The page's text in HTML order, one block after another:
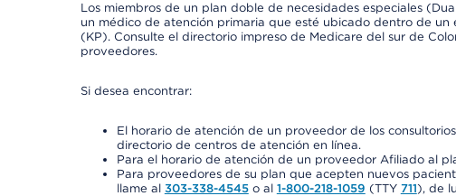
Los miembros de un plan doble de necesidades especiales
un médico de atención primaria que esté ubicado dentro de un
(KP). Consulte el directorio impreso de Medicare del sur de
proveedores.
Si desea encontrar:
El horario de atención de un proveedor de los
directorio de centros de atención en línea.
Para el horario de atención de un proveedor Afiliado al
Para proveedores de su plan que acepten nuevos
llame al 303-338-4545o al 1-800-218-1059 (TTY 711), de